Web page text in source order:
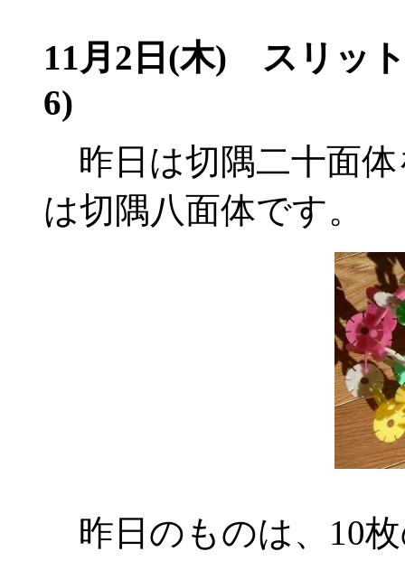
11月2日(木) スリッ
6)
昨日は切隅二十面
は切隅八面体です。
昨日のものは、10